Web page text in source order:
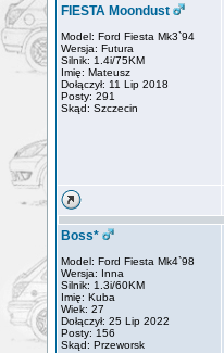
FIESTA Moondust
Model: Ford Fiesta Mk3`94
Wersja: Futura
Silnik: 1.4i/75KM
Imię: Mateusz
Dołączył: 11 Lip 2018
Posty: 291
Skąd: Szczecin
Boss*
Model: Ford Fiesta Mk4`98
Wersja: Inna
Silnik: 1.3i/60KM
Imię: Kuba
Wiek: 27
Dołączył: 25 Lip 2022
Posty: 156
Skąd: Przeworsk